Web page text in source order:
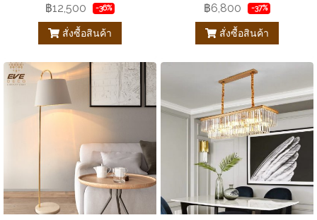
฿12,500 -36%
สั่งซื้อสินค้า
฿6,800 -37%
สั่งซื้อสินค้า